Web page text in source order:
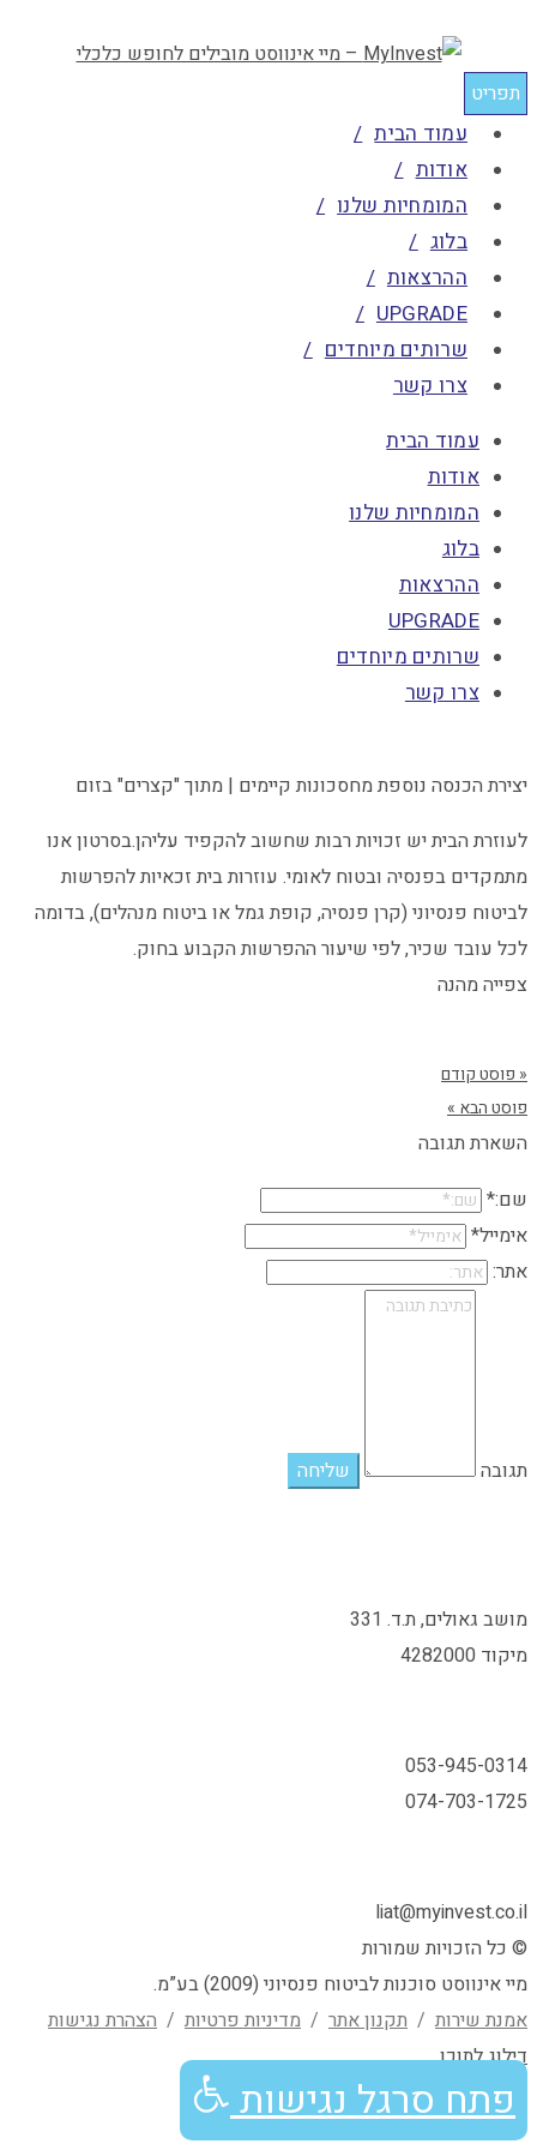
תפריט
עמוד הבית
אודות
המומחיות שלנו
בלוג
ההרצאות
UPGRADE
שרותים מיוחדים
צרו קשר
עמוד הבית
אודות
המומחיות שלנו
בלוג
ההרצאות
UPGRADE
שרותים מיוחדים
צרו קשר
יצירת הכנסה נוספת מחסכונות קיימים | מתוך "קצרים" בזום
לעוזרת הבית יש זכויות רבות שחשוב להקפיד עליהן.בסרטון אנו
מתמקדים בפנסיה ובטוח לאומי. עוזרות בית זכאיות להפרשות
לביטוח פנסיוני (קרן פנסיה, קופת גמל או ביטוח מנהלים), בדומה
לכל עובד שכיר, לפי שיעור ההפרשות הקבוע בחוק.
צפייה מהנה
« פוסט קודם
פוסט הבא »
השארת תגובה
שם:*
אימייל*
אתר:
תגובה
מושב גאולים, ת.ד. 331
מיקוד 4282000
053-945-0314
074-703-1725
liat@myinvest.co.il
© כל הזכויות שמורות
מיי אינווסט סוכנות לביטוח פנסיוני (2009) בע”מ.
אמנת שירות / תקנון אתר / מדיניות פרטיות / הצהרת נגישות
גלילה
לראש
דילוג לתוכן
פתח סרגל נגישות